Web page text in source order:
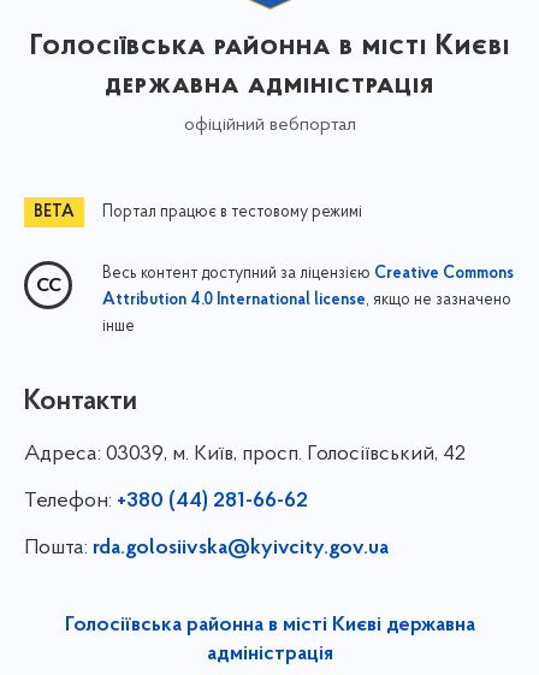
Голосіївська районна в місті Києві
державна адміністрація
офіційний вебпортал
Портал працює в тестовому режимі
Весь контент доступний за ліцензією Creative Commons
Attribution 4.0 International license, якщо не зазначено
інше
Контакти
Адреса: 03039, м. Київ, просп. Голосіївський, 42
Телефон: +380 (44) 281-66-62
Пошта: rda.golosiivska@kyivcity.gov.ua
Голосіївська районна в місті Києві державна
адміністрація